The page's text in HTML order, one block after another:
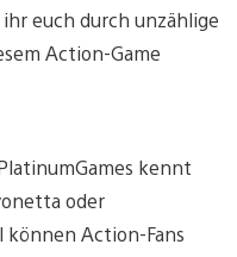
euch durch unzählige
Action-Game
kennt
oder
können Action-Fans